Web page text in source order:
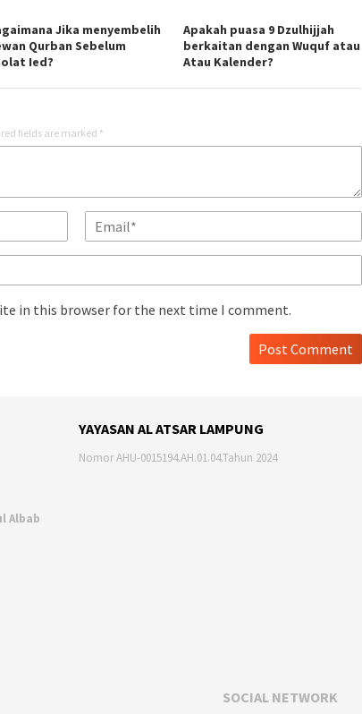
Jika menyembelih
Qurban Sebelum
Ied?
Apakah puasa 9 Dzulhijjah
berkaitan dengan Wuquf atau
Atau Kalender?
fields are marked *
in this browser for the next time I comment.
Albab
YAYASAN AL ATSAR LAMPUNG
Nomor AHU-0015194.AH.01.04.Tahun 2024
SOCIAL NETWORK